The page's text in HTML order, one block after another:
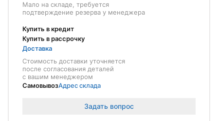
Мало на складе, требуется
подтверждение резерва у менеджера
Купить в кредит
Купить в рассрочку
Доставка
Стоимость доставки уточняется
после согласования деталей
с вашим менеджером
СамовывозАдрес склада
Задать вопрос